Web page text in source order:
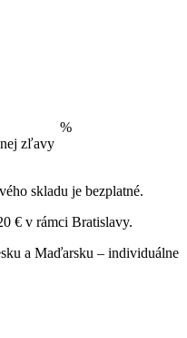
%
zľavy
skladu je bezplatné.
€ v rámci Bratislavy.
a Maďarsku – individuálne